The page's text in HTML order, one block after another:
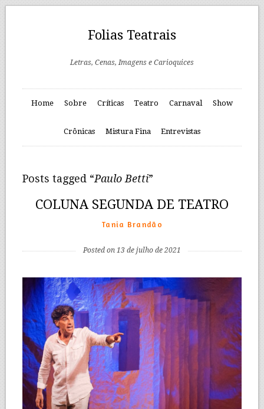
Folias Teatrais
Letras, Cenas, Imagens e Carioquices
Home Sobre Críticas Teatro Carnaval Show
Crônicas Mistura Fina Entrevistas
Posts tagged “Paulo Betti”
COLUNA SEGUNDA DE TEATRO
Tania Brandão
Posted on 13 de julho de 2021